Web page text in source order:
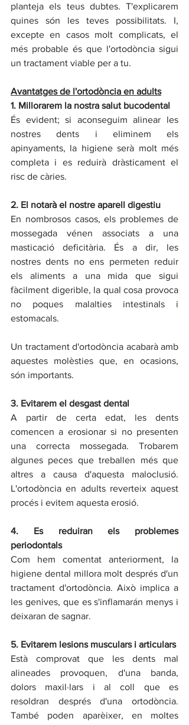
planteja els teus dubtes. T'explicarem
quines són les teves possibilitats. I,
excepte en casos molt complicats, el
més probable és que l'ortodòncia sigui
un tractament viable per a tu.
Avantatges de l'ortodòncia en adults
1. Millorarem la nostra salut bucodental
És evident; si aconseguim alinear les
nostres dents i eliminem els
apinyaments, la higiene serà molt més
completa i es reduirà dràsticament el
risc de càries.
2. El notarà el nostre aparell digestiu
En nombrosos casos, els problemes de
mossegada vénen associats a una
masticació deficitària. És a dir, les
nostres dents no ens permeten reduir
els aliments a una mida que sigui
fàcilment digerible, la qual cosa provoca
no poques malalties intestinals i
estomacals.
Un tractament d'ortodòncia acabarà amb
aquestes molèsties que, en ocasions,
són importants.
3. Evitarem el desgast dental
A partir de certa edat, les dents
comencen a erosionar si no presenten
una correcta mossegada. Trobarem
algunes peces que treballen més que
altres a causa d'aquesta maloclusió.
L'ortodòncia en adults reverteix aquest
procés i evitem aquesta erosió.
4. Es reduiran els problemes
periodontals
Com hem comentat anteriorment, la
higiene dental millora molt després d'un
tractament d'ortodòncia. Això implica a
les genives, que es s'inflamarán menys i
deixaran de sagnar.
5. Evitarem lesions musculars i articulars
Està comprovat que les dents mal
alineades provoquen, d'una banda,
dolors maxil·lars i al coll que es
resoldran després d'una ortodòncia.
També poden aparèixer, en moltes